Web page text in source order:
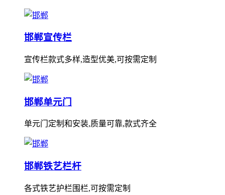
邯郸宣传栏
宣传栏款式多样,造型优美,可按需定制
邯郸单元门
单元门定制和安装,质量可靠,款式齐全
邯郸铁艺栏杆
各式铁艺护栏围栏,可按需定制